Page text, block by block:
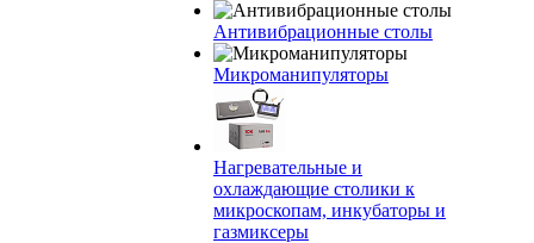
Антивибрационные столы
Микроманипуляторы
Нагревательные и
охлаждающие столики к
микроскопам, инкубаторы и
газмиксеры